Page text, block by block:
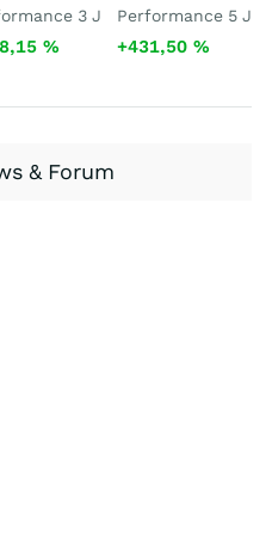
3 J
%
Performance 5 J
+431,50 %
& Forum